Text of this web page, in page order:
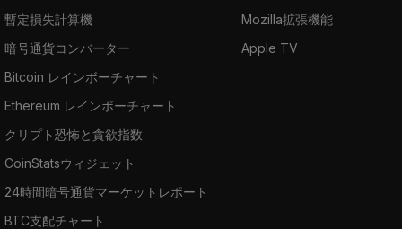
暫定損失計算機
暗号通貨コンバーター
Bitcoin レインボーチャート
Ethereum レインボーチャート
クリプト恐怖と貪欲指数
CoinStatsウィジェット
24時間暗号通貨マーケットレポート
BTC支配チャート
Mozilla拡張機能
Apple TV